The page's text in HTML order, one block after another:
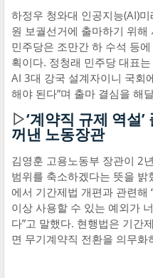
하정우 청와대 인공지능(AI)
원 보궐선거에 출마하기 위
민주당은 조만간 하 수석 등
획이다. 정청래 민주당 대표
AI 3대 강국 설계자이니 국회
해야 된다”며 출마 결심을 해
▷‘계약직 규제 역설
꺼낸 노동장관
김영훈 고용노동부 장관이 2
범위를 축소하겠다는 뜻을
에서 기간제법 개편과 관련해
이상 사용할 수 있는 예외가
다”고 말했다. 현행법은 기간
면 무기계약직 전환을 의무화